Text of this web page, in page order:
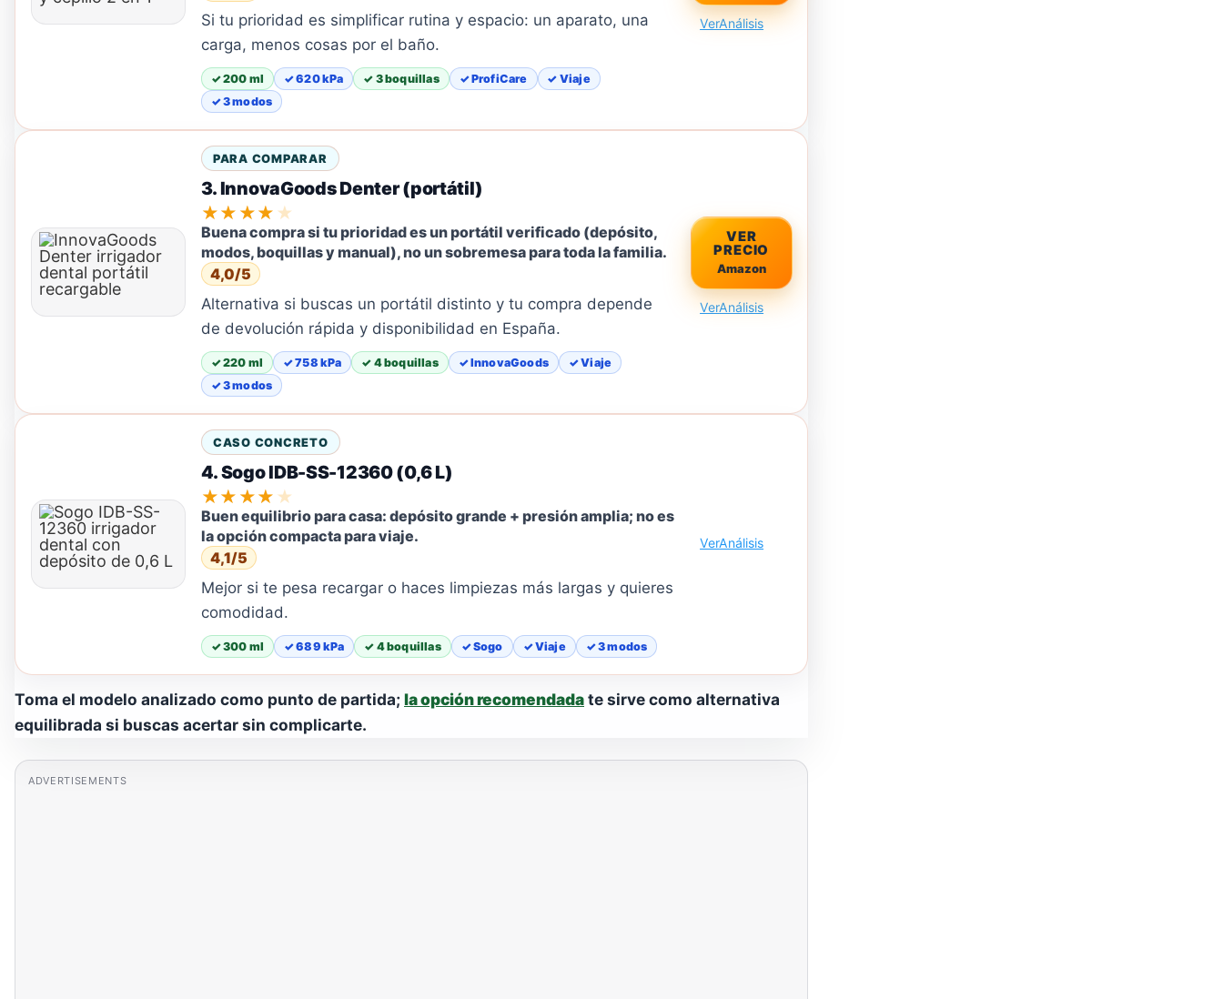
Si tu prioridad es simplificar rutina y espacio: un aparato, una
carga, menos cosas por el baño.
✓ 200 ml ✓ 620 kPa ✓ 3 boquillas ✓ ProfiCare
✓ Viaje
✓ 3 modos
VerAnálisis
PARA COMPARAR
3. InnovaGoods Denter (portátil)
★★★★★
Buena compra si tu prioridad es un portátil verificado (depósito,
modos, boquillas y manual), no un sobremesa para toda la familia.
4,0/5
Alternativa si buscas un portátil distinto y tu compra depende
de devolución rápida y disponibilidad en España.
✓ 220 ml ✓ 758 kPa ✓ 4 boquillas ✓ InnovaGoods
✓ Viaje
✓ 3 modos
VER
PRECIO
Amazon
VerAnálisis
CASO CONCRETO
4. Sogo IDB-SS-12360 (0,6 L)
★★★★★
Buen equilibrio para casa: depósito grande + presión amplia; no es
la opción compacta para viaje.
4,1/5
Mejor si te pesa recargar o haces limpiezas más largas y quieres
comodidad.
✓ 300 ml ✓ 689 kPa ✓ 4 boquillas ✓ Sogo ✓ Viaje ✓ 3 modos
VerAnálisis
Toma el modelo analizado como punto de partida; la opción recomendadate sirve como alternativa
equilibrada si buscas acertar sin complicarte.
ADVERTISEMENTS